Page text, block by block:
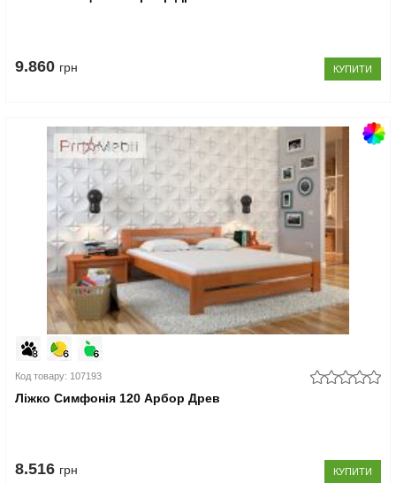
9.860 грн КУПИТИ
Код товару: 107193
Ліжко Симфонія 120 Арбор Древ
8.516 грн КУПИТИ